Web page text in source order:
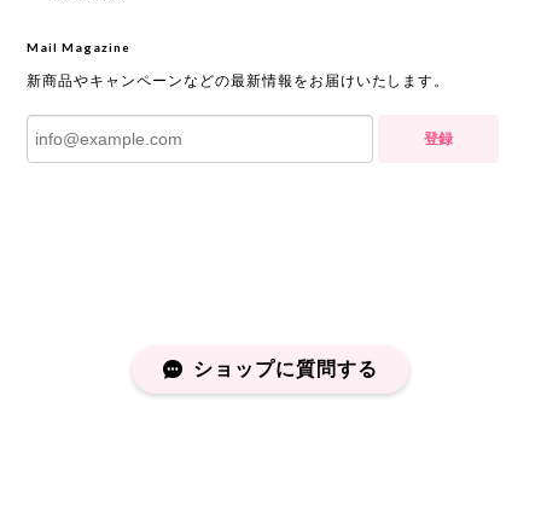
Mail Magazine
新商品やキャンペーンなどの最新情報をお届けいたします。
登録
ショップに質問する